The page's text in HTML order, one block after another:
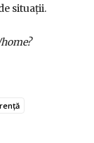
situații.